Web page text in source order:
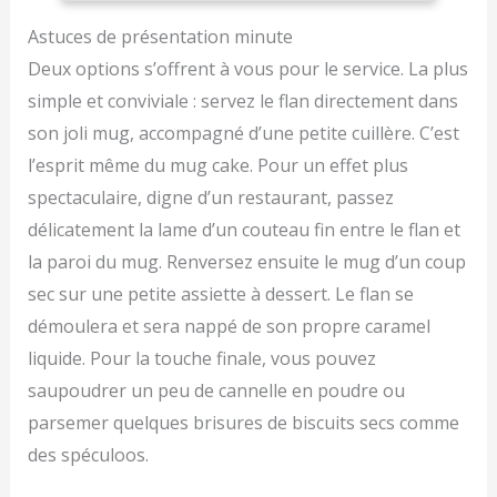
d’étudiant,
appartement) à un
pouces (25.5cm). Ce
micro-ondes accueille
facilement des assiettes
standard, des boîtes à
lunch et des ingrédients
de petite/moyenne taille
— parfait pour les
personnes seules,
couples ou petites
familles en quotidien.
Décongélation
Homogène : Doté de
700W, ce micro-ondes
assure un chauffage
rapide et économe en
Noir
de possibilités et de
flexibilité lors de vos
aussi bien décongeler
que maintenir vos plats
au chaud ou faire bouillir
de l'eau. 3 en 1 : Le
Toshiba MW2-
MG20P(BK) combine les
décongélation et
réchauffage pour vous
permettre des cuissons
aussi efficaces que
délicates Capacité de 20l
: Sa grande cavité
plupart des plates du
quotidien, tout en
Astuces de présentation minute
Deux options s’offrent à vous pour le service. La plus
simple et conviviale : servez le flan directement dans
son joli mug, accompagné d’une petite cuillère. C’est
l’esprit même du mug cake. Pour un effet plus
spectaculaire, digne d’un restaurant, passez
délicatement la lame d’un couteau fin entre le flan et
la paroi du mug. Renversez ensuite le mug d’un coup
sec sur une petite assiette à dessert. Le flan se
démoulera et sera nappé de son propre caramel
liquide. Pour la touche finale, vous pouvez
saupoudrer un peu de cannelle en poudre ou
parsemer quelques brisures de biscuits secs comme
des spéculoos.